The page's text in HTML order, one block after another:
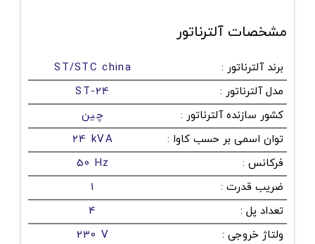
مشخصات آلترناتور
برند آلترناتور :
ST/STC china
مدل آلترناتور :
ST-24
کشور سازنده آلترناتور :
چین
توان اسمی بر حسب کاوا :
24 kVA
فرکانس :
50 Hz
ضریب قدرت :
1
تعداد پل :
4
ولتاژ خروجی :
230 V